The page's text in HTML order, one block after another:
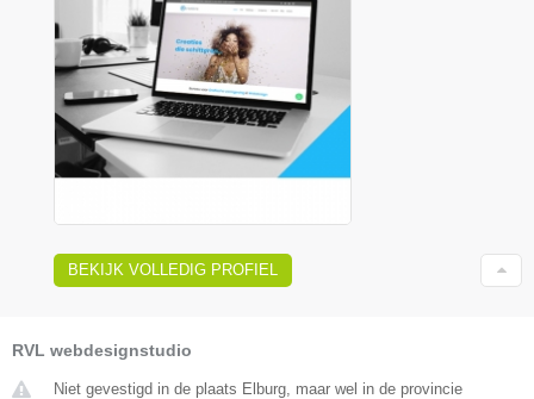
BEKIJK VOLLEDIG PROFIEL
RVL webdesignstudio
Niet gevestigd in de plaats Elburg, maar wel in de provincie